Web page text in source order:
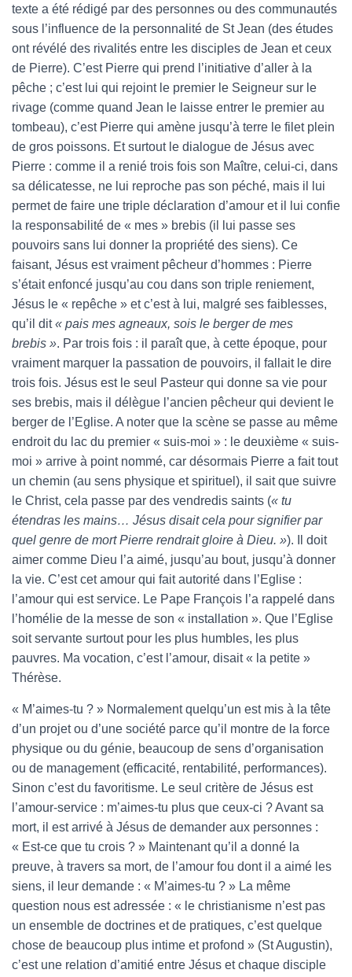
texte a été rédigé par des personnes ou des communautés
sous l’influence de la personnalité de St Jean (des études
ont révélé des rivalités entre les disciples de Jean et ceux
de Pierre). C’est Pierre qui prend l’initiative d’aller à la
pêche ; c’est lui qui rejoint le premier le Seigneur sur le
rivage (comme quand Jean le laisse entrer le premier au
tombeau), c’est Pierre qui amène jusqu’à terre le filet plein
de gros poissons. Et surtout le dialogue de Jésus avec
Pierre : comme il a renié trois fois son Maître, celui-ci, dans
sa délicatesse, ne lui reproche pas son péché, mais il lui
permet de faire une triple déclaration d’amour et il lui confie
la responsabilité de « mes » brebis (il lui passe ses
pouvoirs sans lui donner la propriété des siens). Ce
faisant, Jésus est vraiment pêcheur d’hommes : Pierre
s’était enfoncé jusqu’au cou dans son triple reniement,
Jésus le « repêche » et c’est à lui, malgré ses faiblesses,
qu’il dit« pais mes agneaux, sois le berger de mes
brebis ». Par trois fois : il paraît que, à cette époque, pour
vraiment marquer la passation de pouvoirs, il fallait le dire
trois fois. Jésus est le seul Pasteur qui donne sa vie pour
ses brebis, mais il délègue l’ancien pêcheur qui devient le
berger de l’Eglise. A noter que la scène se passe au même
endroit du lac du premier « suis-moi » : le deuxième « suis-
moi » arrive à point nommé, car désormais Pierre a fait tout
un chemin (au sens physique et spirituel), il sait que suivre
le Christ, cela passe par des vendredis saints (« tu
étendras les mains… Jésus disait cela pour signifier par
quel genre de mort Pierre rendrait gloire à Dieu. »). Il doit
aimer comme Dieu l’a aimé, jusqu’au bout, jusqu’à donner
la vie. C’est cet amour qui fait autorité dans l’Eglise :
l’amour qui est service. Le Pape François l’a rappelé dans
l’homélie de la messe de son « installation ». Que l’Eglise
soit servante surtout pour les plus humbles, les plus
pauvres. Ma vocation, c’est l’amour, disait « la petite »
Thérèse.
« M’aimes-tu ? » Normalement quelqu’un est mis à la tête
d’un projet ou d’une société parce qu’il montre de la force
physique ou du génie, beaucoup de sens d’organisation
ou de management (efficacité, rentabilité, performances).
Sinon c’est du favoritisme. Le seul critère de Jésus est
l’amour-service : m’aimes-tu plus que ceux-ci ? Avant sa
mort, il est arrivé à Jésus de demander aux personnes :
« Est-ce que tu crois ? » Maintenant qu’il a donné la
preuve, à travers sa mort, de l’amour fou dont il a aimé les
siens, il leur demande : « M’aimes-tu ? » La même
question nous est adressée : « le christianisme n’est pas
un ensemble de doctrines et de pratiques, c’est quelque
chose de beaucoup plus intime et profond » (St Augustin),
c’est une relation d’amitié entre Jésus et chaque disciple